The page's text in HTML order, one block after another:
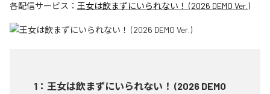
各配信サービス： 王女は飲まずにいられない！ (2026 DEMO Ver.)
1 ： 王女は飲まずにいられない！ (2026 DEMO